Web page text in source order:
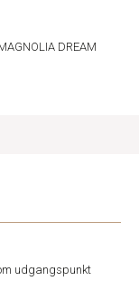
DREAM
udgangspunkt